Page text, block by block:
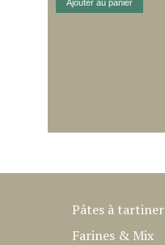
Pâtes à tartiner
Farines & Mix